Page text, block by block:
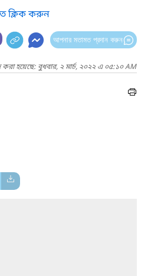
ক্লিক করুন
আপনার মতামত প্রদান করুন
করা হয়েছে: বুধবার, ২ মার্চ, ২০২২ এ ০৫:১০ AM